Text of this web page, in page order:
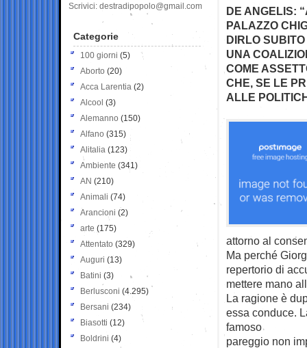
DE ANGELIS:
PALAZZO
DIRLO
UNA
COME
CHE, SE LE
ALLE
attorno al
Ma perché
repertorio di
mettere mano
La ragione è
essa conduce.
famoso
pareggio non
Scrivici: destradipopolo@gmail.com
Categorie
100 giorni (5)
Aborto (20)
Acca Larentia (2)
Alcool (3)
Alemanno (150)
Alfano (315)
Alitalia (123)
Ambiente (341)
AN (210)
Animali (74)
Arancioni (2)
arte (175)
Attentato (329)
Auguri (13)
Batini (3)
Berlusconi (4.295)
Bersani (234)
Biasotti (12)
Boldrini (4)